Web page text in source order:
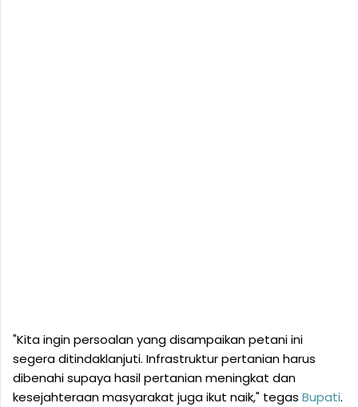
"Kita ingin persoalan yang disampaikan petani ini
segera ditindaklanjuti. Infrastruktur pertanian harus
dibenahi supaya hasil pertanian meningkat dan
kesejahteraan masyarakat juga ikut naik," tegas Bupati.